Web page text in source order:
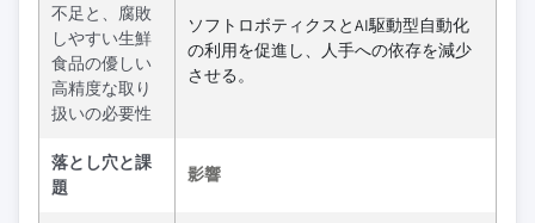
不足と、腐敗
しやすい生鮮
食品の優しい
高精度な取り
扱いの必要性
ソフトロボティクスとAI駆動型自動化
の利用を促進し、人手への依存を減少
させる。
落とし穴と課
題
影響